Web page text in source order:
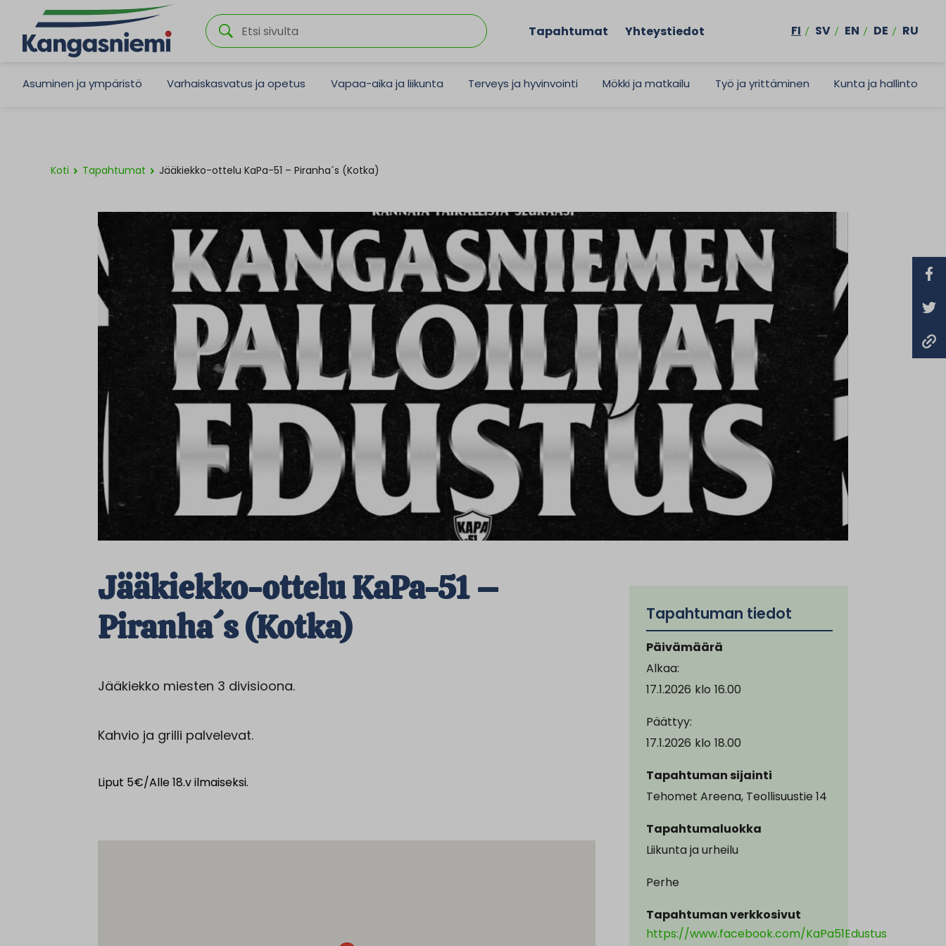
Tapahtumat Yhteystiedot FI SV EN DE RU
Asuminen ja ympäristö Varhaiskasvatus ja opetus Vapaa-aika ja liikunta Terveys ja hyvinvointi Mökki ja matkailu Työ ja yrittäminen Kunta ja hallinto
Koti Tapahtumat Jääkiekko-ottelu KaPa-51 – Piranha´s (Kotka)
Jääkiekko-ottelu KaPa-51 –
Piranha´s (Kotka)
Jääkiekko miesten 3 divisioona.
Kahvio ja grilli palvelevat.
Liput 5€/Alle 18.v ilmaiseksi.
Tapahtuman tiedot
Päivämäärä
Alkaa:
17.1.2026 klo 16.00
Päättyy:
17.1.2026 klo 18.00
Tapahtuman sijainti
Tehomet Areena, Teollisuustie 14
Tapahtumaluokka
Liikunta ja urheilu
Perhe
Tapahtuman verkkosivut
https://www.facebook.com/KaPa51Edustus